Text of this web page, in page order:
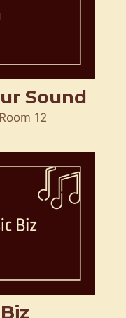
Sound
12